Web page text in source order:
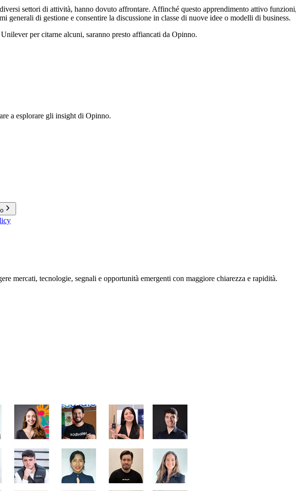
settori di attività, hanno dovuto affrontare. Affinché questo apprendimento attivo
generali di gestione e consentire la discussione in classe di nuove idee o modelli di business.
per citarne alcuni, saranno presto affiancati da Opinno.
a esplorare gli insight di Opinno.
mercati, tecnologie, segnali e opportunità emergenti con maggiore chiarezza e rapidità.